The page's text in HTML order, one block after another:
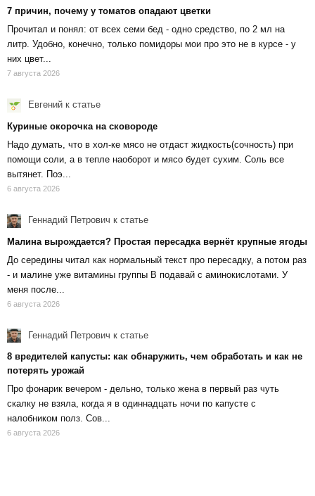
7 причин, почему у томатов опадают цветки
Прочитал и понял: от всех семи бед - одно средство, по 2 мл на
литр. Удобно, конечно, только помидоры мои про это не в курсе - у
них цвет...
7 августа 2026
Евгений к статье
Куриные окорочка на сковороде
Надо думать, что в хол-ке мясо не отдаст жидкость(сочность) при
помощи соли, а в тепле наоборот и мясо будет сухим. Соль все
вытянет. Поэ...
6 августа 2026
Геннадий Петрович к статье
Малина вырождается? Простая пересадка вернёт крупные ягоды
До середины читал как нормальный текст про пересадку, а потом раз
- и малине уже витамины группы В подавай с аминокислотами. У
меня после...
6 августа 2026
Геннадий Петрович к статье
8 вредителей капусты: как обнаружить, чем обработать и как не
потерять урожай
Про фонарик вечером - дельно, только жена в первый раз чуть
скалку не взяла, когда я в одиннадцать ночи по капусте с
налобником полз. Сов...
6 августа 2026